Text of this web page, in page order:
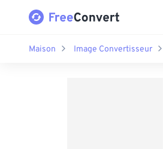
Maison Image Convertisseur